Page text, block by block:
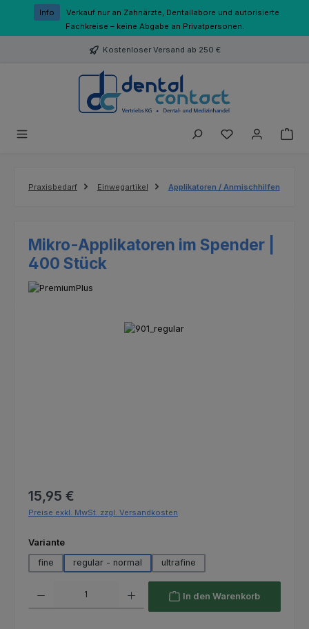
Zum Hauptinhalt springen
Info
Verkauf nur an Zahnärzte, Dentallabore und autorisierte
Fachkreise – keine Abgabe an Privatpersonen.
Kostenloser Versand ab 250 €
Du hast 0
Praxisbedarf Einwegartikel Applikatoren / Anmischhilfen
Mikro-Applikatoren im Spender |
400 Stück
Bildergalerie überspringen
Regulärer Preis:
15,95 €
Preise exkl. MwSt. zzgl. Versandkosten
Varianteauswählen
fine
regular - normal ultrafine
In den Warenkorb